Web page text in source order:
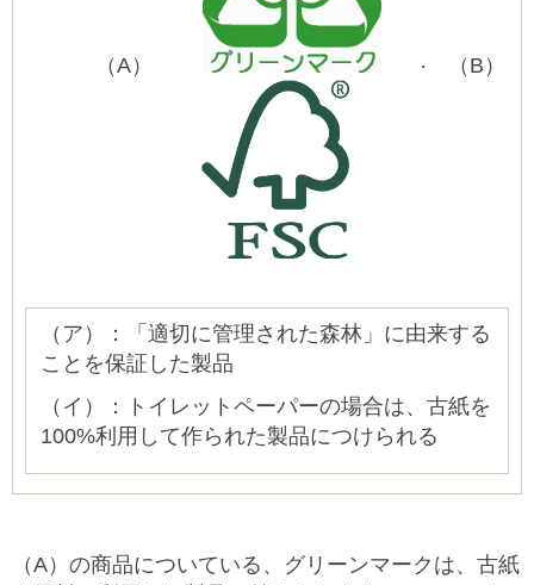
（A） ・ （B）
（ア）：「適切に管理された森林」に由来する
ことを保証した製品
（イ）：トイレットペーパーの場合は、古紙を
100%利用して作られた製品につけられる
（A）の商品についている、グリーンマークは、古紙